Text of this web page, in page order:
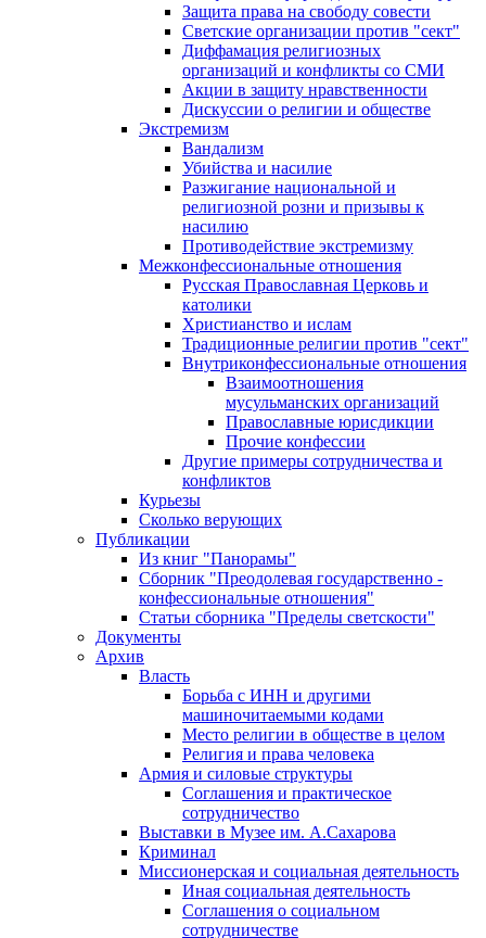
Защита права на свободу совести
Светские организации против "сект"
Диффамация религиозных
организаций и конфликты со СМИ
Акции в защиту нравственности
Дискуссии о религии и обществе
Экстремизм
Вандализм
Убийства и насилие
Разжигание национальной и
религиозной розни и призывы к
насилию
Противодействие экстремизму
Межконфессиональные отношения
Русская Православная Церковь и
католики
Христианство и ислам
Традиционные религии против "сект"
Внутриконфессиональные отношения
Взаимоотношения
мусульманских организаций
Православные юрисдикции
Прочие конфессии
Другие примеры сотрудничества и
конфликтов
Курьезы
Сколько верующих
Публикации
Из книг "Панорамы"
Сборник "Преодолевая государственно -
конфессиональные отношения"
Статьи сборника "Пределы светскости"
Документы
Архив
Власть
Борьба с ИНН и другими
машиночитаемыми кодами
Место религии в обществе в целом
Религия и права человека
Армия и силовые структуры
Соглашения и практическое
сотрудничество
Выставки в Музее им. А.Сахарова
Криминал
Миссионерская и социальная деятельность
Иная социальная деятельность
Соглашения о социальном
сотрудничестве